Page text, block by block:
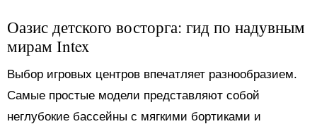
Оазис детского восторга: гид по надувным
мирам Intex
Выбор игровых центров впечатляет разнообразием.
Самые простые модели представляют собой
неглубокие бассейны с мягкими бортиками и